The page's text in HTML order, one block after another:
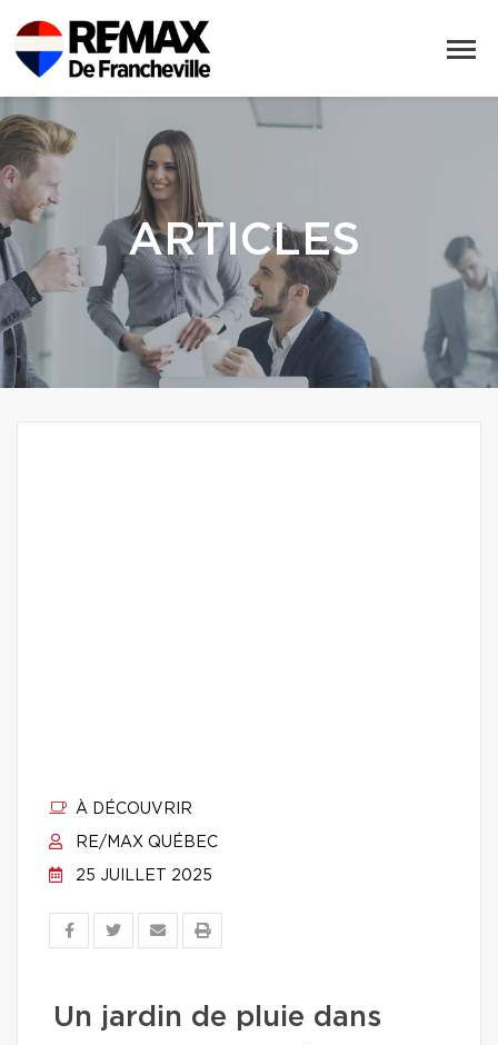
ARTICLES
À DÉCOUVRIR
RE/MAX QUÉBEC
25 JUILLET 2025
Un jardin de pluie dans